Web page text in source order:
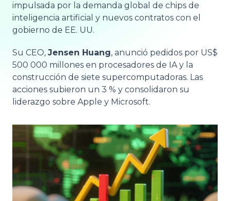
impulsada por la demanda global de chips de
inteligencia artificial y nuevos contratos con el
gobierno de EE. UU.
Su CEO, Jensen Huang, anunció pedidos por US$
500 000 millones en procesadores de IA y la
construcción de siete supercomputadoras. Las
acciones subieron un 3 % y consolidaron su
liderazgo sobre Apple y Microsoft.